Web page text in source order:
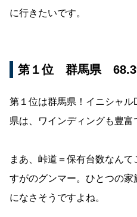
に行きたいです。
第１位 群馬県
第１位は群馬県！イニシャ
県は、ワインディングも豊富
まあ、峠道＝保有台数なん
すがのグンマー。ひとつの
になさそうですよね。